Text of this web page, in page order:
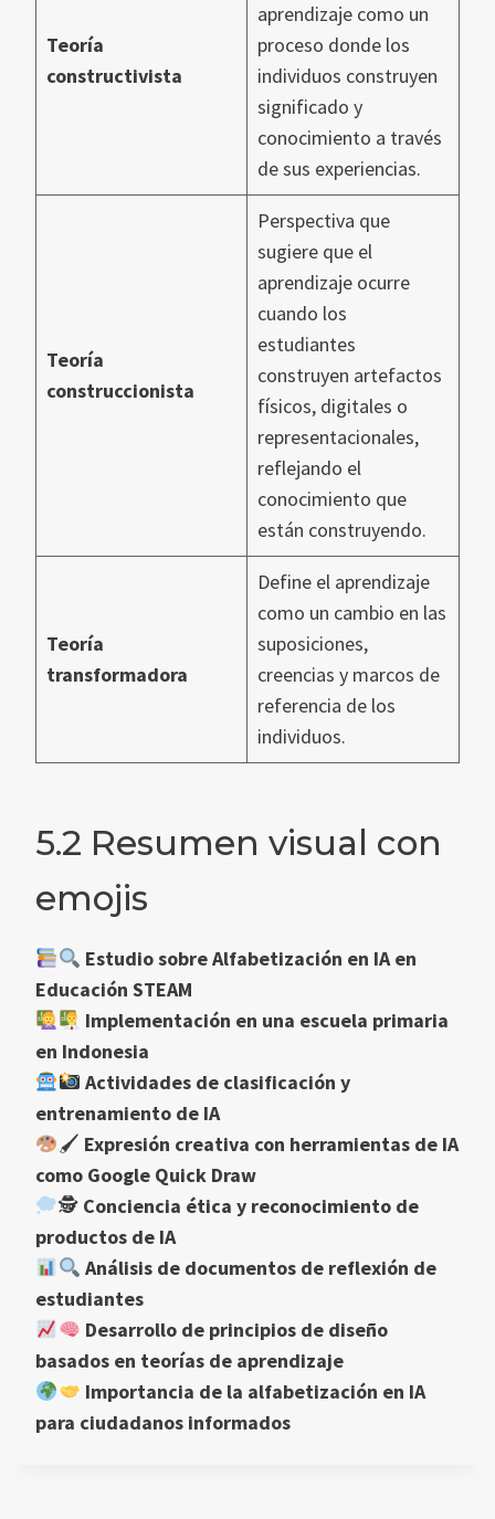
Teoría
constructivista
aprendizaje como un
proceso donde los
individuos construyen
significado y
conocimiento a través
de sus experiencias.
Teoría
construccionista
Perspectiva que
sugiere que el
aprendizaje ocurre
cuando los
estudiantes
construyen artefactos
físicos, digitales o
representacionales,
reflejando el
conocimiento que
están construyendo.
Teoría
transformadora
Define el aprendizaje
como un cambio en las
suposiciones,
creencias y marcos de
referencia de los
individuos.
5.2 Resumen visual con
emojis
Estudio sobre Alfabetización en IA en
Educación STEAM
Implementación en una escuela primaria
en Indonesia
Actividades de clasificación y
entrenamiento de IA
🖌 Expresión creativa con herramientas de IA
como Google Quick Draw
🕵 Conciencia ética y reconocimiento de
productos de IA
Análisis de documentos de reflexión de
estudiantes
Desarrollo de principios de diseño
basados en teorías de aprendizaje
Importancia de la alfabetización en IA
para ciudadanos informados